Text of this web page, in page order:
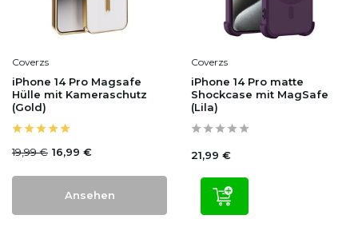
Coverzs
iPhone 14 Pro Magsafe
Hülle mit Kameraschutz
(Gold)
19,99 € 16,99 €
Ansehen
Coverzs
iPhone 14 Pro matte
Shockcase mit MagSafe
(Lila)
21,99 €